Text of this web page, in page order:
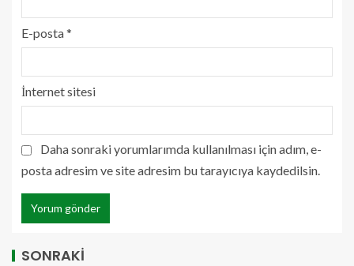
E-posta*
İnternet sitesi
Daha sonraki yorumlarımda kullanılması için adım, e-
posta adresim ve site adresim bu tarayıcıya kaydedilsin.
SONRAKİ